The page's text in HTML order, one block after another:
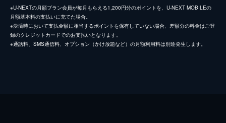
※U-NEXTの月額プラン会員が毎月もらえる1,200円分のポイントを、U-NEXT MOBILEの
月額基本料の支払いに充てた場合。
※決済時において支払金額に相当するポイントを保有していない場合、差額分の料金はご登
録のクレジットカードでのお支払いとなります。
※通話料、SMS通信料、オプション（かけ放題など）の月額利用料は別途発生します。